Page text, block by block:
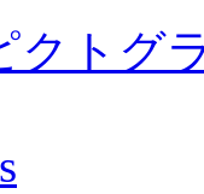
クトグ